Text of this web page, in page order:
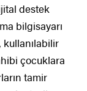
destek
bilgisayarı
kullanılabilir
çocuklara
tamir